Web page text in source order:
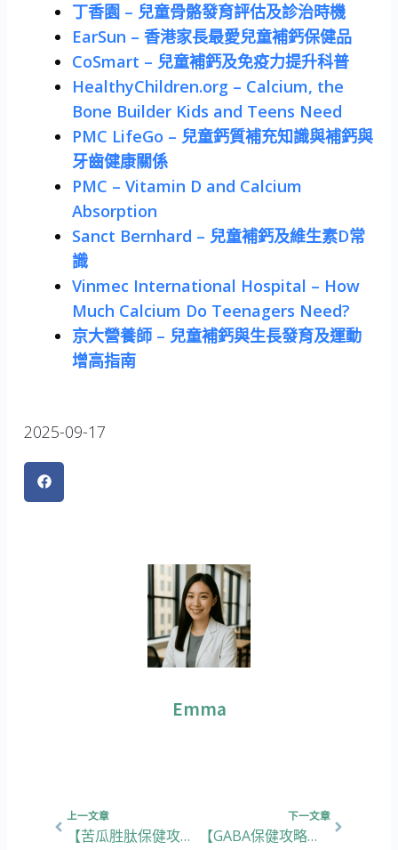
丁香園 – 兒童骨骼發育評估及診治時機
EarSun – 香港家長最愛兒童補鈣保健品
CoSmart – 兒童補鈣及免疫力提升科普
HealthyChildren.org – Calcium, the
Bone Builder Kids and Teens Need
PMC LifeGo – 兒童鈣質補充知識與補鈣與
牙齒健康關係
PMC – Vitamin D and Calcium
Absorption
Sanct Bernhard – 兒童補鈣及維生素D常
識
Vinmec International Hospital – How
Much Calcium Do Teenagers Need?
京大營養師 – 兒童補鈣與生長發育及運動
增高指南
2025-09-17
Emma
上一文章
【苦瓜胜肽保健攻略】5大功效、挑選重點，教你有效控制血糖同提升代謝！
下一文章
【GABA保健攻略】5大功效、挑選重點，教你提升睡眠同代謝健康！